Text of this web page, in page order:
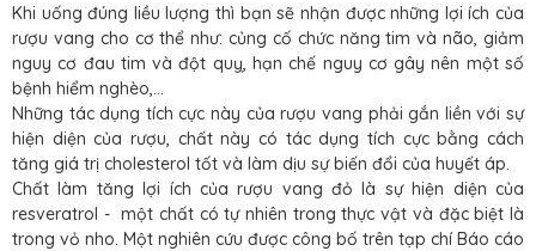
Khi uống đúng liều lượng thì bạn sẽ nhận được những lợi ích của
rượu vang cho cơ thể như: củng cố chức năng tim và não, giảm
nguy cơ đau tim và đột quỵ, hạn chế nguy cơ gây nên một số
bệnh hiểm nghèo,...
Những tác dụng tích cực này của rượu vang phải gắn liền với sự
hiện diện của rượu, chất này có tác dụng tích cực bằng cách
tăng giá trị cholesterol tốt và làm dịu sự biến đổi của huyết áp.
Chất làm tăng lợi ích của rượu vang đỏ là sự hiện diện của
resveratrol - một chất có tự nhiên trong thực vật và đặc biệt là
trong vỏ nho. Một nghiên cứu được công bố trên tạp chí Báo cáo